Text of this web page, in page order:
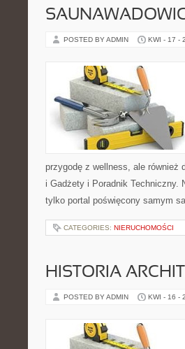
POSTED BY ADMIN KWI - 17 -
przygodę z wellness, ale również
i Gadżety i Poradnik Techniczny.
tylko portal poświęcony samym
CATEGORIES: NIERUCHOMOŚCI
HISTORIA
POSTED BY ADMIN KWI - 16 -